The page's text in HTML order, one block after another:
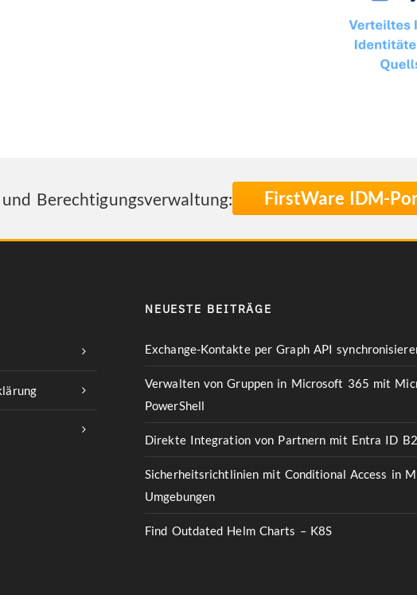
Berechtigungsverwaltung: FirstWare IDM-
NEUESTE BEITRÄGE
Exchange-Kontakte per Graph API
Verwalten von Gruppen in Microsoft 365 mit
PowerShell
Direkte Integration von Partnern mit Entra ID
Sicherheitsrichtlinien mit Conditional Access in
Umgebungen
Find Outdated Helm Charts – K8S